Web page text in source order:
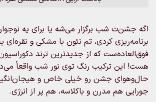
اگه جشن‌ت شب برگزار می‌شه یا برای یه
برنامه‌ریزی کردی، تم نئون با مشکی و نقره‌ای
فوق‌العاده‌ست که از جدیدترین ترند
هست! این ترکیب رنگ توی نور شب واقعاً
حال‌وهوای جشن رو خیلی خاص و
جورایی هم مدرن و باکلاسه، هم پر از انرژی.